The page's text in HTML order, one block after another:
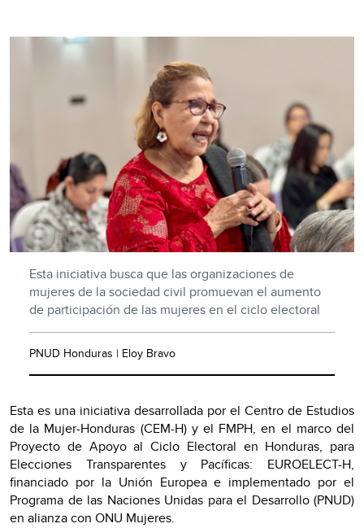
Esta iniciativa busca que las organizaciones de
mujeres de la sociedad civil promuevan el aumento
de participación de las mujeres en el ciclo electoral
PNUD Honduras | Eloy Bravo
Esta es una iniciativa desarrollada por el Centro de Estudios
de la Mujer-Honduras (CEM-H) y el FMPH, en el marco del
Proyecto de Apoyo al Ciclo Electoral en Honduras, para
Elecciones Transparentes y Pacíficas: EUROELECT-H,
financiado por la Unión Europea e implementado por el
Programa de las Naciones Unidas para el Desarrollo (PNUD)
en alianza con ONU Mujeres.